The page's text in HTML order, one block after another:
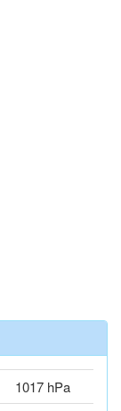
1017 hPa